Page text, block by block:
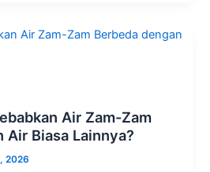
Air Zam-Zam
Air Biasa Lainnya?
2026